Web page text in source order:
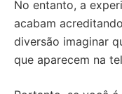
No entanto, a
acabam
diversão imaginar
que aparecem na